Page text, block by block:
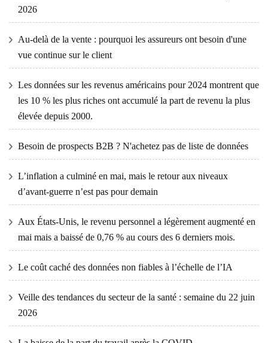
2026
Au-delà de la vente : pourquoi les assureurs ont besoin d'une
vue continue sur le client
Les données sur les revenus américains pour 2024 montrent que
les 10 % les plus riches ont accumulé la part de revenu la plus
élevée depuis 2000.
Besoin de prospects B2B ? N'achetez pas de liste de données
L’inflation a culminé en mai, mais le retour aux niveaux
d’avant-guerre n’est pas pour demain
Aux États-Unis, le revenu personnel a légèrement augmenté en
mai mais a baissé de 0,76 % au cours des 6 derniers mois.
Le coût caché des données non fiables à l’échelle de l’IA
Veille des tendances du secteur de la santé : semaine du 22 juin
2026